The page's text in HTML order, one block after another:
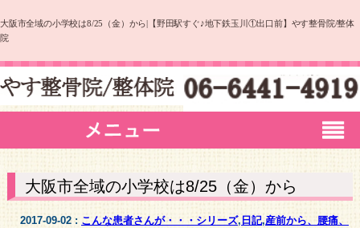
大阪市全域の小学校は8/25（金）から|【野田駅すぐ♪地下鉄玉川①出口前】やす整骨院/整体
院
大阪市全域の小学校は8/25（金）から
2017-09-02 : こんな患者さんが・・・シリーズ, 日記,産前から、腰痛、